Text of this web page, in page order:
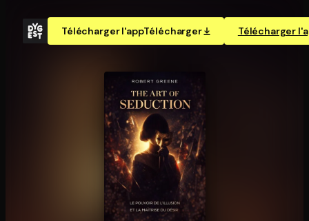
Télécharger l'appTélécharger Télécharger